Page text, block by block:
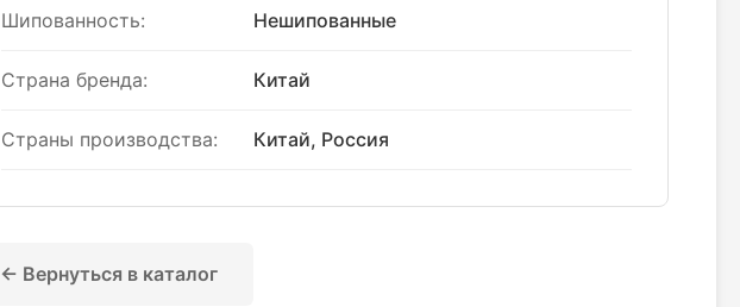
Шипованность: Нешипованные
Страна бренда: Китай
Страны производства: Китай, Россия
← Вернуться в каталог